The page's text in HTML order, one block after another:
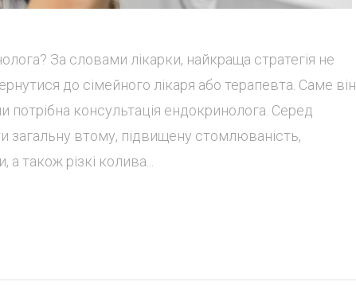
За словами лікарки, найкраща стратегія не
до сімейного лікаря або терапевта. Саме він
консультація ендокринолога. Серед
втому, підвищену стомлюваність,
також різкі колива...